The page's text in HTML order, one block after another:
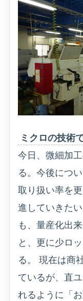
ミクロの技術
今日、微細加
る。今後につ
取り扱い率を
進していきた
も、量産化出
と、更に少ロ
る。 現在は商
ているが、直
れるように「